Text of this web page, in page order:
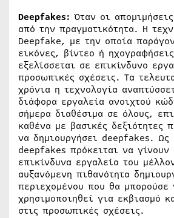
Deepfakes: Όταν οι
από την πραγματικότητα. Η
Deepfake, με την οποία
εικόνες, βίντεο ή
εξελίσσεται σε επικίνδυνο
προσωπικές σχέσεις. Τα
χρόνια η τεχνολογία
διάφορα εργαλεία ανοιχτού
σήμερα διαθέσιμα σε όλους,
καθένα με βασικές δεξιότητες
να δημιουργήσει deepfakes. Ως
deepfakes πρόκειται να
επικίνδυνα εργαλεία του
αυξανόμενη πιθανότητα
περιεχομένου που θα μπορούσε
χρησιμοποιηθεί για εκβιασμό
στις προσωπικές σχέσεις.